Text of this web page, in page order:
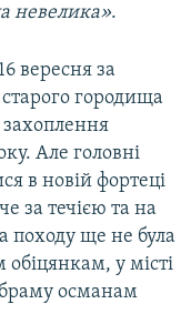
невелика».
вересня за
городища
Але головні
в новій фортеці
за течією та на
походу ще не була
у місті
браму османам